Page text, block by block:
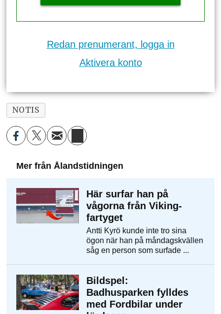
Redan prenumerant, logga in
Aktivera konto
NOTIS